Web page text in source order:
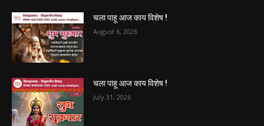
चला पाहू आज काय विशेष !
August 6, 2026
चला पाहू आज काय विशेष !
July 31, 2026